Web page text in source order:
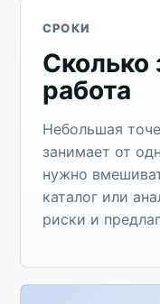
СРОКИ
Сколько
работа
Небольшая
занимает от
нужно
каталог или
риски и